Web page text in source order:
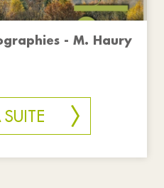
- M. Haury
SUITE